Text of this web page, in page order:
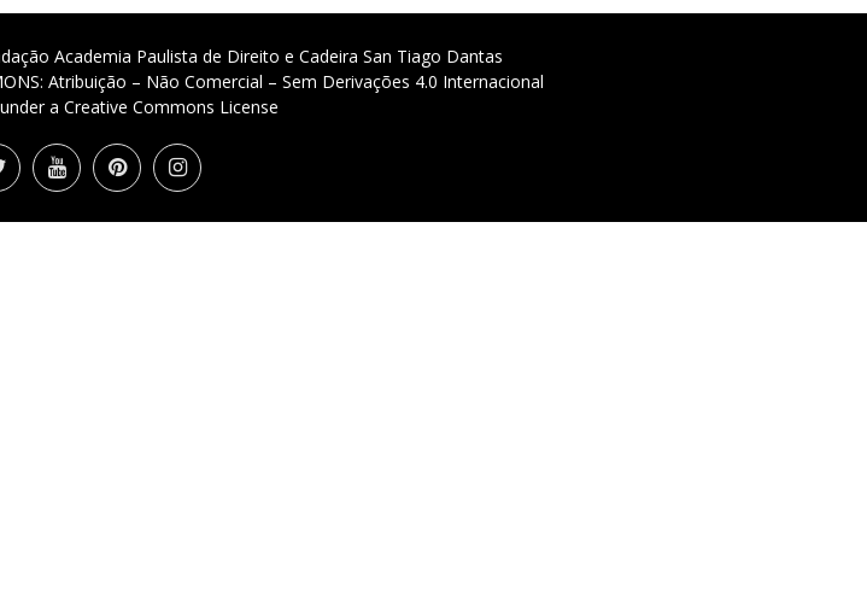
Academia Paulista de Direito e Cadeira San Tiago Dantas
Atribuição – Não Comercial – Sem Derivações 4.0 Internacional
a Creative Commons License